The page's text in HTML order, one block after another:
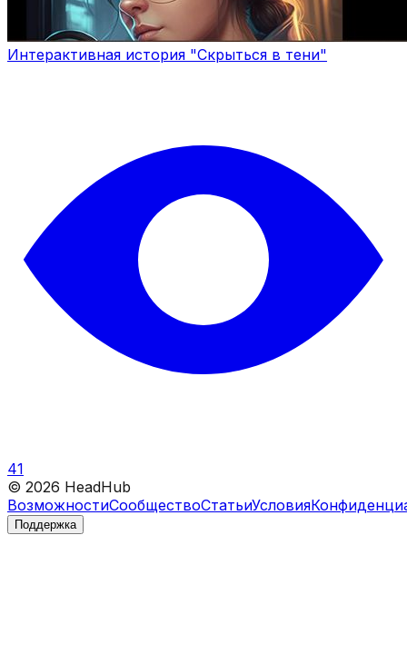
Интерактивная история "Скрыться в тени"
41
© 2026 HeadHub
ВозможностиСообществоСтатьиУсловия
Поддержка